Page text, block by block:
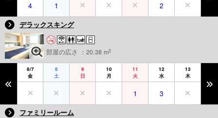
4 1
2
デラックスキング
部屋の広さ ：20.38 m2
8/7
金
8
土
9
日
10
月
11
火
12
水
13
木
1
3
ファミリールーム